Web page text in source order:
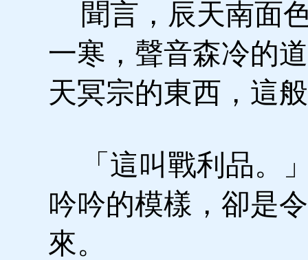
聞言，辰天南面
一寒，聲音森冷的
天冥宗的東西，這
「這叫戰利品。
吟吟的模樣，卻是
來。